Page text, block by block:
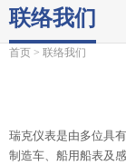
联络我们
首页 > 联络我们
瑞克仪表是由多位具
制造车、船用船表及